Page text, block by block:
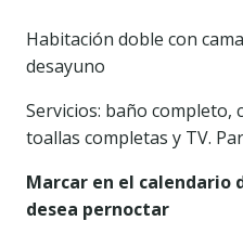
Habitación doble con
desayuno
Servicios: baño completo,
toallas completas y TV.
Marcar en el calendario
desea pernoctar